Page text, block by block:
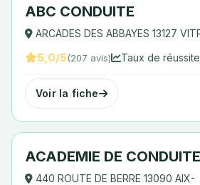
ABC CONDUITE
ARCADES DES ABBAYES 13127
5,0/5(207 avis) Taux de
Voir la fiche
ACADEMIE DE CONDUITE
440 ROUTE DE BERRE 13090 AIX-